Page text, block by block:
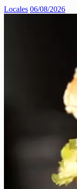
Locales 06/08/2026